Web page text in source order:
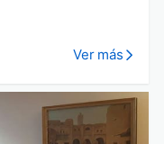
Ver más